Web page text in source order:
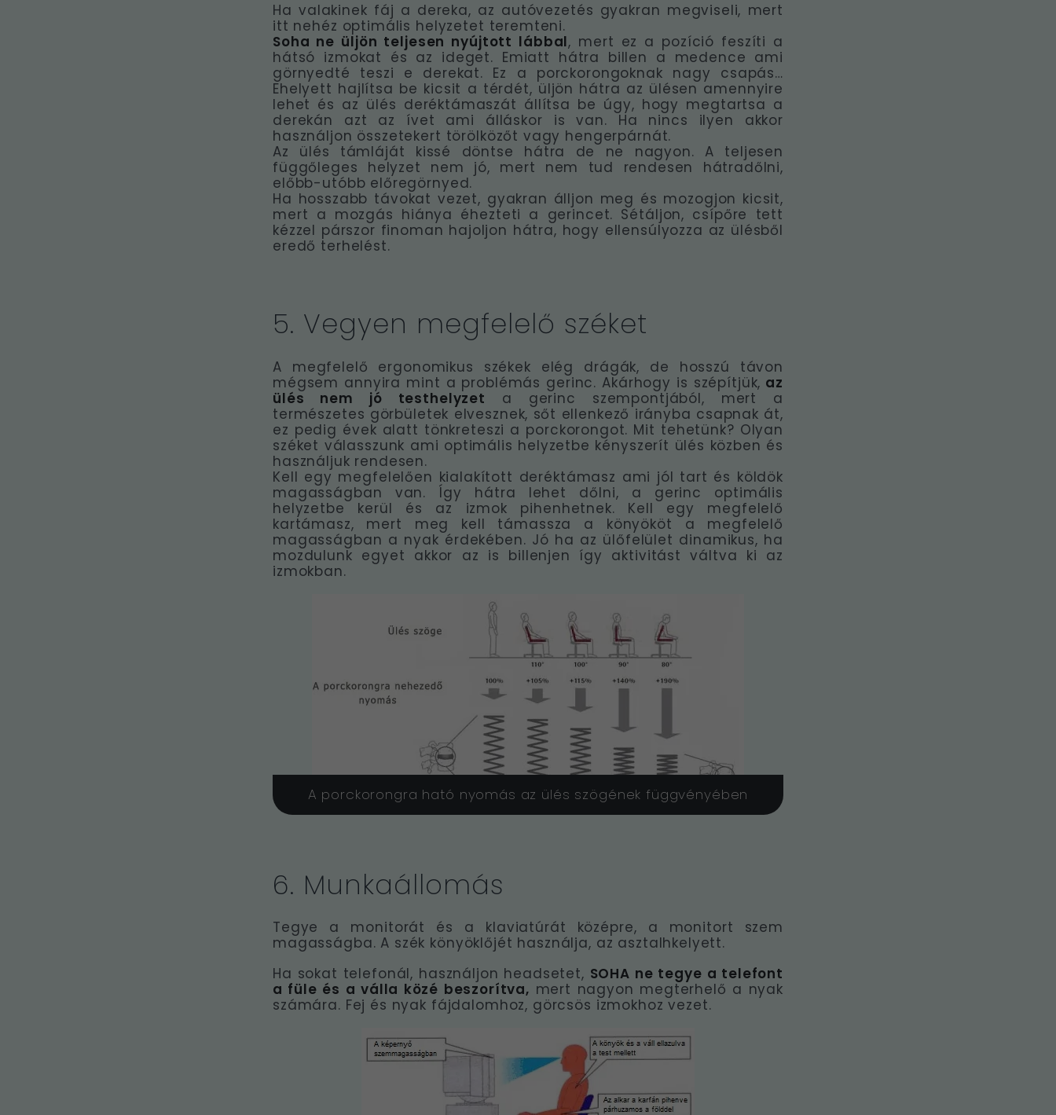
Ha valakinek fáj a dereka, az autóvezetés gyakran megviseli, mert
itt nehéz optimális helyzetet teremteni.
Soha ne üljön teljesen nyújtott lábbal, mert ez a pozíció feszíti a
hátsó izmokat és az ideget. Emiatt hátra billen a medence ami
görnyedté teszi e derekat. Ez a porckorongoknak nagy csapás…
Ehelyett hajlítsa be kicsit a térdét, üljön hátra az ülésen amennyire
lehet és az ülés deréktámaszát állítsa be úgy, hogy megtartsa a
derekán azt az ívet ami álláskor is van. Ha nincs ilyen akkor
használjon összetekert törölközőt vagy hengerpárnát.
Az ülés támláját kissé döntse hátra de ne nagyon. A teljesen
függőleges helyzet nem jó, mert nem tud rendesen hátradőlni,
előbb-utóbb előregörnyed.
Ha hosszabb távokat vezet, gyakran álljon meg és mozogjon kicsit,
mert a mozgás hiánya éhezteti a gerincet. Sétáljon, csípőre tett
kézzel párszor finoman hajoljon hátra, hogy ellensúlyozza az ülésből
eredő terhelést.
5. Vegyen megfelelő széket
A megfelelő ergonomikus székek elég drágák, de hosszú távon
mégsem annyira mint a problémás gerinc. Akárhogy is szépítjük, az
ülés nem jó testhelyzet a gerinc szempontjából, mert a
természetes görbületek elvesznek, sőt ellenkező irányba csapnak át,
ez pedig évek alatt tönkreteszi a porckorongot. Mit tehetünk? Olyan
széket válasszunk ami optimális helyzetbe kényszerít ülés közben és
használjuk rendesen.
Kell egy megfelelően kialakított deréktámasz ami jól tart és köldök
magasságban van. Így hátra lehet dőlni, a gerinc optimális
helyzetbe kerül és az izmok pihenhetnek. Kell egy megfelelő
kartámasz, mert meg kell támassza a könyököt a megfelelő
magasságban a nyak érdekében. Jó ha az ülőfelület dinamikus, ha
mozdulunk egyet akkor az is billenjen így aktivitást váltva ki az
izmokban.
A porckorongra ható nyomás az ülés szögének függvényében
6. Munkaállomás
Tegye a monitorát és a klaviatúrát középre, a monitort szem
magasságba. A szék könyöklőjét használja, az asztalhkelyett.
Ha sokat telefonál, használjon headsetet, SOHA ne tegye a telefont
a füle és a válla közé beszorítva, mert nagyon megterhelő a nyak
számára. Fej és nyak fájdalomhoz, görcsös izmokhoz vezet.